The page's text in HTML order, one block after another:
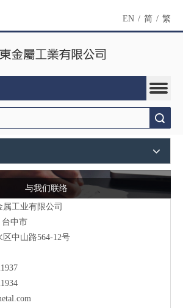
EN / 简 / 繁
与我们联络
工业有限公司
台中市
中山路564-12号